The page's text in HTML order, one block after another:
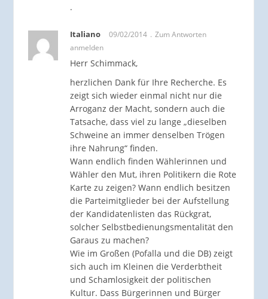
.
Italiano 09/02/2014
Zum Antworten
anmelden
Herr Schimmack,
herzlichen Dank für Ihre Recherche. Es
zeigt sich wieder einmal nicht nur die
Arroganz der Macht, sondern auch die
Tatsache, dass viel zu lange „dieselben
Schweine an immer denselben Trögen
ihre Nahrung“ finden.
Wann endlich finden Wählerinnen und
Wähler den Mut, ihren Politikern die Rote
Karte zu zeigen? Wann endlich besitzen
die Parteimitglieder bei der Aufstellung
der Kandidatenlisten das Rückgrat,
solcher Selbstbedienungsmentalität den
Garaus zu machen?
Wie im Großen (Pofalla und die DB) zeigt
sich auch im Kleinen die Verderbtheit
und Schamlosigkeit der politischen
Kultur. Dass Bürgerinnen und Bürger